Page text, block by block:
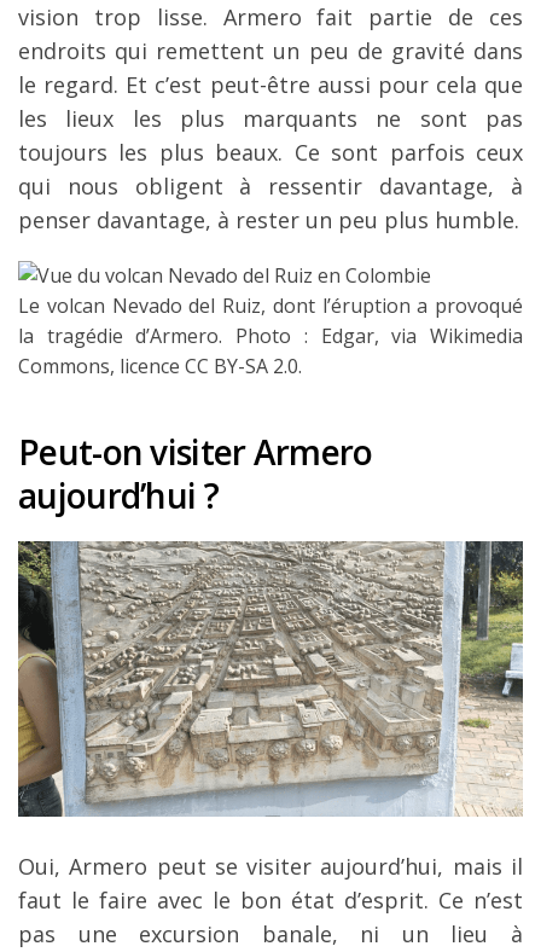
vision trop lisse. Armero fait partie de ces
endroits qui remettent un peu de gravité dans
le regard. Et c’est peut-être aussi pour cela que
les lieux les plus marquants ne sont pas
toujours les plus beaux. Ce sont parfois ceux
qui nous obligent à ressentir davantage, à
penser davantage, à rester un peu plus humble.
Le volcan Nevado del Ruiz, dont l’éruption a provoqué
la tragédie d’Armero. Photo : Edgar, via Wikimedia
Commons, licence CC BY-SA 2.0.
Peut-on visiter Armero
aujourd’hui ?
Oui, Armero peut se visiter aujourd’hui, mais il
faut le faire avec le bon état d’esprit. Ce n’est
pas une excursion banale, ni un lieu à